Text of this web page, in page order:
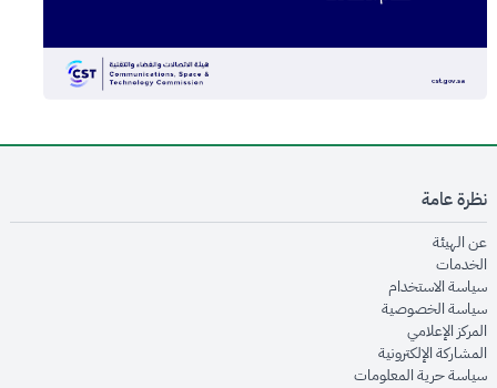
نظرة عامة
عن الهيئةopens in new window
الخدماتopens in new window
سياسة الاستخدام
سياسة الخصوصيةopens in new window
المركز الإعلاميopens in new window
المشاركة الإلكترونيةopens in new window
سياسة حرية المعلوماتopens in new window